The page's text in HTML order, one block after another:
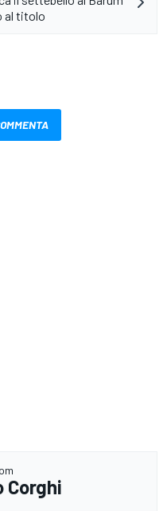
al titolo
Corghi